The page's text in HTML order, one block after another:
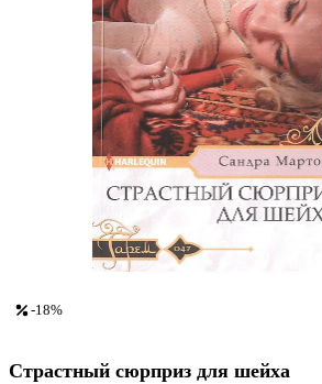
-18%
Страстный сюрприз для шейха